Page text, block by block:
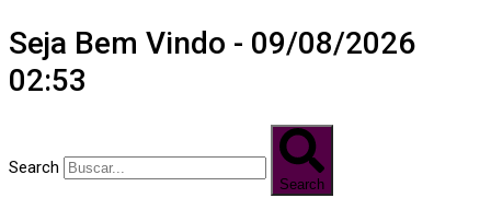
Seja Bem Vindo - 09/08/2026
02:53
Search
Search